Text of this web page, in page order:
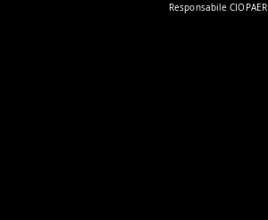
Responsabile CIOPAER